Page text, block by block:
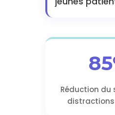
Réduction du